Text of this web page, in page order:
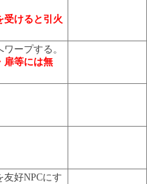
受けると引火
ープする。
扉等には無
好NPCにす